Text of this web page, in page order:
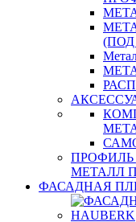
(ПОД
МЕТАЛЛ
ФАСАДНАЯ